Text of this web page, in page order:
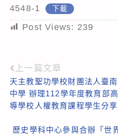
4548-1 下載
Post Views: 239
Read
more
articles
上一篇文章
天主教聖功學校財團法人臺
中學 辦理112學年度教育部
導學校人權教育課程學生分
歷史學科中心參與合辦「世